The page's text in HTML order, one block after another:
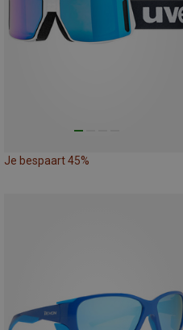
Je bespaart 45%